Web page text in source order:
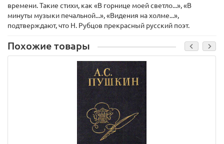
времени. Такие стихи, как «В горнице моей светло...», «В
минуты музыки печальной...», «Видения на холме...»,
подтверждают, что Н. Рубцов прекрасный русский поэт.
Похожие товары